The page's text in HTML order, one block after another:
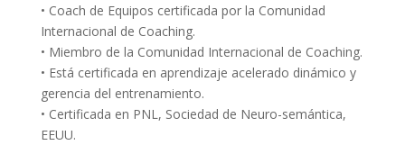
• Coach de Equipos certificada por la Comunidad
Internacional de Coaching.
• Miembro de la Comunidad Internacional de Coaching.
• Está certificada en aprendizaje acelerado dinámico y
gerencia del entrenamiento.
• Certificada en PNL, Sociedad de Neuro-semántica,
EEUU.